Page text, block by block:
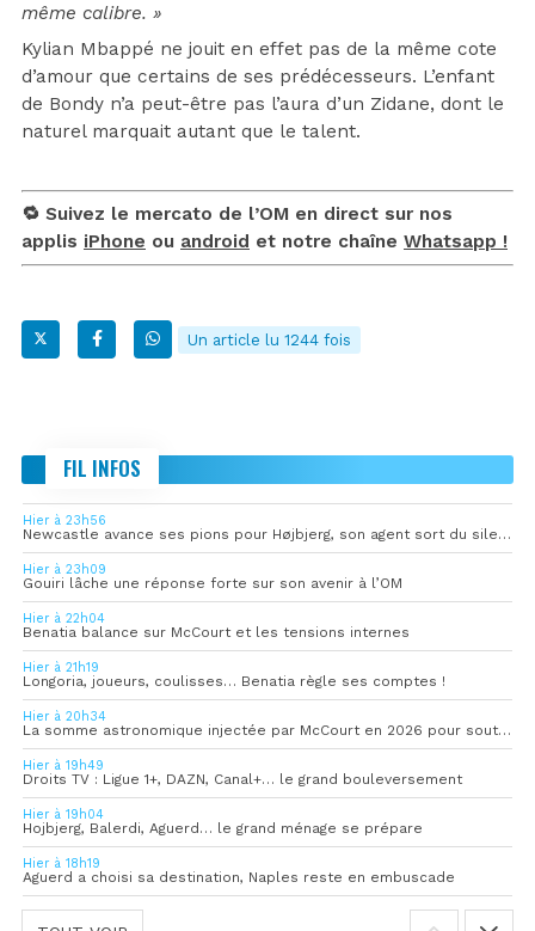
même calibre. »
Kylian Mbappé ne jouit en effet pas de la même cote
d’amour que certains de ses prédécesseurs. L’enfant
de Bondy n’a peut-être pas l’aura d’un Zidane, dont le
naturel marquait autant que le talent.
🔁 Suivez le mercato de l’OM en direct sur nos
applis iPhone ou android et notre chaîne Whatsapp !
Un article lu 1244 fois
FIL INFOS
Hier à 23h56
Newcastle avance ses pions pour Højbjerg, son agent sort du silence
Hier à 23h09
Gouiri lâche une réponse forte sur son avenir à l’OM
Hier à 22h04
Benatia balance sur McCourt et les tensions internes
Hier à 21h19
Longoria, joueurs, coulisses… Benatia règle ses comptes !
Hier à 20h34
La somme astronomique injectée par McCourt en 2026 pour soutenir l’OM
Hier à 19h49
Droits TV : Ligue 1+, DAZN, Canal+… le grand bouleversement
Hier à 19h04
Hojbjerg, Balerdi, Aguerd… le grand ménage se prépare
Hier à 18h19
Aguerd a choisi sa destination, Naples reste en embuscade